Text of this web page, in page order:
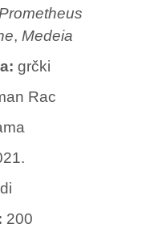
Prometheus
, Medeia
grčki
Rac
200